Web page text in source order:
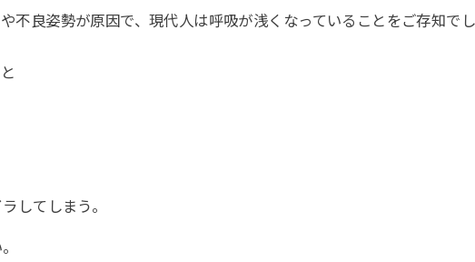
不良姿勢が原因で、現代人は呼吸が浅くなっていることをご存知で
してしまう。